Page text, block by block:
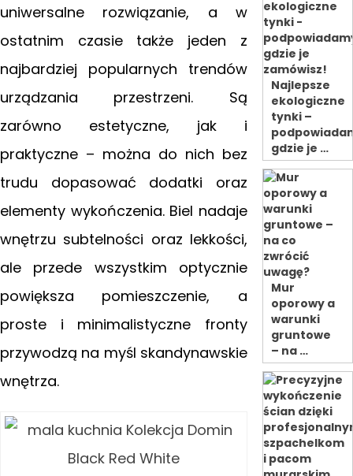
uniwersalne rozwiązanie, a w
ostatnim czasie także jeden z
najbardziej popularnych trendów
urządzania przestrzeni. Są
zarówno estetyczne, jak i
praktyczne – można do nich bez
trudu dopasować dodatki oraz
elementy wykończenia. Biel nadaje
wnętrzu subtelności oraz lekkości,
ale przede wszystkim optycznie
powiększa pomieszczenie, a
proste i minimalistyczne fronty
przywodzą na myśl skandynawskie
wnętrza.
Najlepsze
ekologiczne
tynki –
gdzie je …
Mur
oporowy a
warunki
gruntowe
– na …